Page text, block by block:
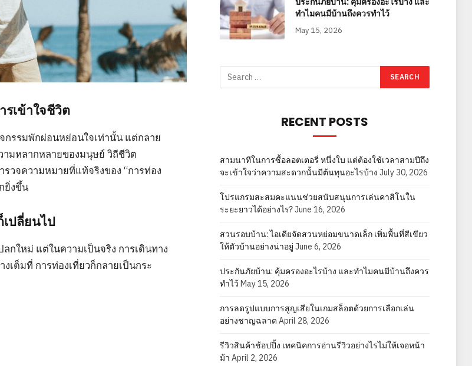
รเข้าใจชีวิต
กรรมพักผ่อนหย่อนใจเท่านั้น แต่กลาย
ามหลากหลายของมนุษย์ วิถีชีวิต
วจความหมายที่แท้จริงของ “การท่อง
ยิ่งขึ้น
เปลี่ยนไป
กใหม่ แต่ในความเป็นจริง การเดินทาง
เต็มที่ การท่องเที่ยวก็กลายเป็นกระ
ทำไมคนมีบ้านถึงควรทำไว้
May 15, 2026
RECENT POSTS
สามนาทีในการซื้อลอตเตอรี่ หนึ่งใบ แต่ต้องใช้เวลาสามปีถึง
จะเข้าใจว่าความสะดวกนั้นมีต้นทุนอะไรบ้าง July 30, 2026
โปรแกรมสะสมคะแนนช่วยสนับสนุนการเล่นคาสิโนใน
ระยะยาวได้อย่างไร?June 16, 2026
สวนรอบบ้าน: ไอเดียจัดสวนหย่อมขนาดเล็ก เพิ่มพื้นที่สีเขียว
ให้ตัวบ้านอย่างน่าอยู่ June 6, 2026
ประกันภัยบ้าน: คุ้มครองอะไรบ้าง และทำไมคนมีบ้านถึงควร
ทำไว้May 15, 2026
การลดรูปแบบการสูญเสียในเกมสล็อตด้วยการเลือกเล่น
อย่างชาญฉลาด April 28, 2026
รีวิวสินค้าช้อปปิ้ง เทคนิคการอ่านรีวิวอย่างไรไม่ให้เจอหน้า
ม้า April 2, 2026